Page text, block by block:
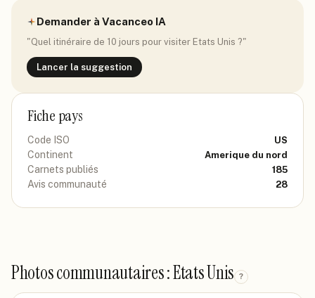
Demander à Vacanceo IA
"Quel itinéraire de 10 jours pour visiter Etats Unis ?"
Lancer la suggestion
Fiche pays
Code ISO US
Continent Amerique du nord
Carnets publiés 185
Avis communauté 28
Photos communautaires : Etats Unis ?